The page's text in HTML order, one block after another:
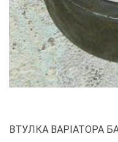
ВТУЛКА ВАРІАТОРА